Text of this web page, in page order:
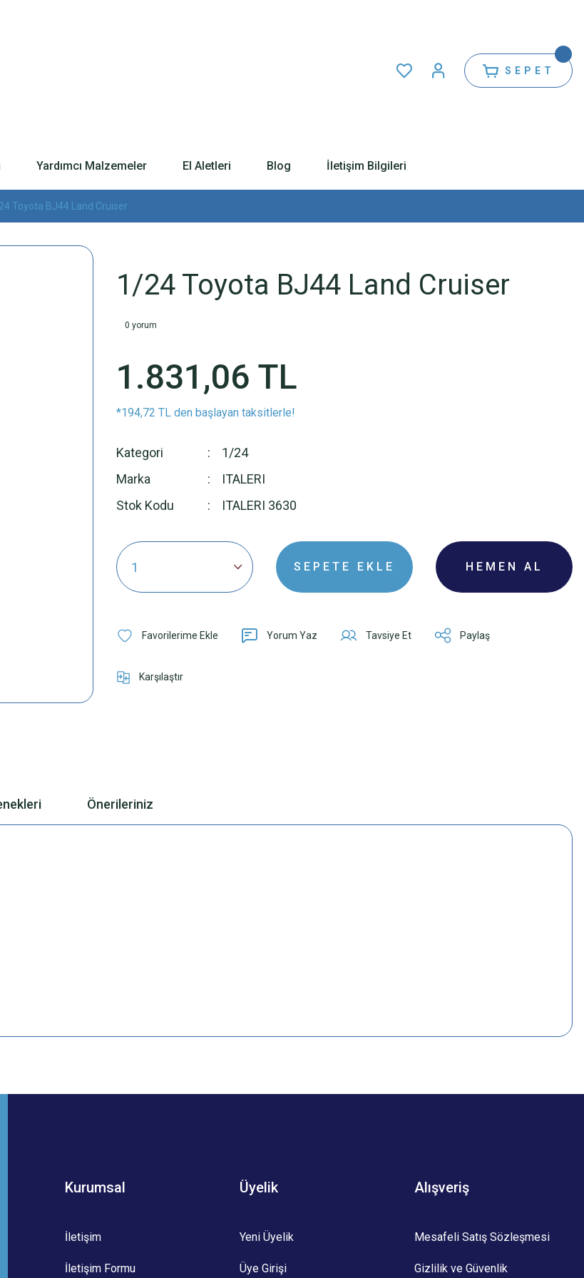
SEPET
Yardımcı Malzemeler El Aletleri Blog İletişim Bilgileri
Toyota BJ44 Land Cruiser
1/24 Toyota BJ44 Land Cruiser
0 yorum
1.831,06 TL
*194,72 TL den başlayan taksitlerle!
Kategori
1/24
Marka
ITALERI
Stok Kodu
ITALERI 3630
SEPETE EKLE HEMEN AL
Yorum Yaz Tavsiye Et Paylaş
Karşılaştır
Önerileriniz
Bu ürüne ilk yorumu siz yapın!
Kurumsal
İletişim
İletişim Formu
Üyelik
Yeni Üyelik
Üye Girişi
Alışveriş
Mesafeli Satış Sözleşmesi
Gizlilik ve Güvenlik